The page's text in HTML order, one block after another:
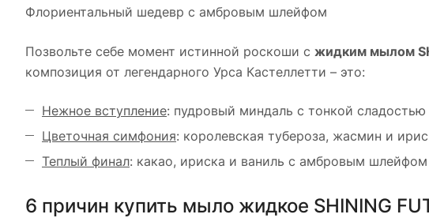
Флориентальный шедевр с амбровым шлейфом
Позвольте себе момент истинной роскоши с жидким мылом
композиция от легендарного Урса Кастеллетти – это:
Нежное вступление: пудровый миндаль с тонкой сладостью
Цветочная симфония: королевская тубероза, жасмин и
Теплый финал: какао, ириска и ваниль с амбровым шлейфом
6 причин купить мыло жидкое SHINING